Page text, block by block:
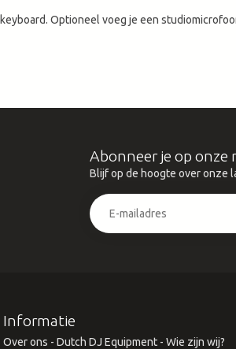
Optioneel voeg je een
Abonneer je op onze
Blijf op de hoogte over onze
Informatie
Over ons - Dutch DJ Equipment - Wie zijn wij?